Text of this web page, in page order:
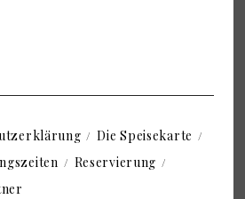
Die Speisekarte
Reservierung